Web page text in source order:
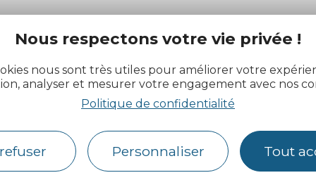
Nous respectons votre vie privée !
nous sont très utiles pour améliorer votre
analyser et mesurer votre engagement avec nos
Politique de confidentialité
Personnaliser Tout
des Côtes d’Armor
Côtes d’Armor Destination
Agence de Développement